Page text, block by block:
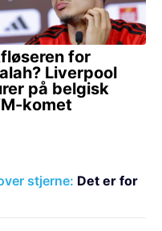
stjerne: Det er for